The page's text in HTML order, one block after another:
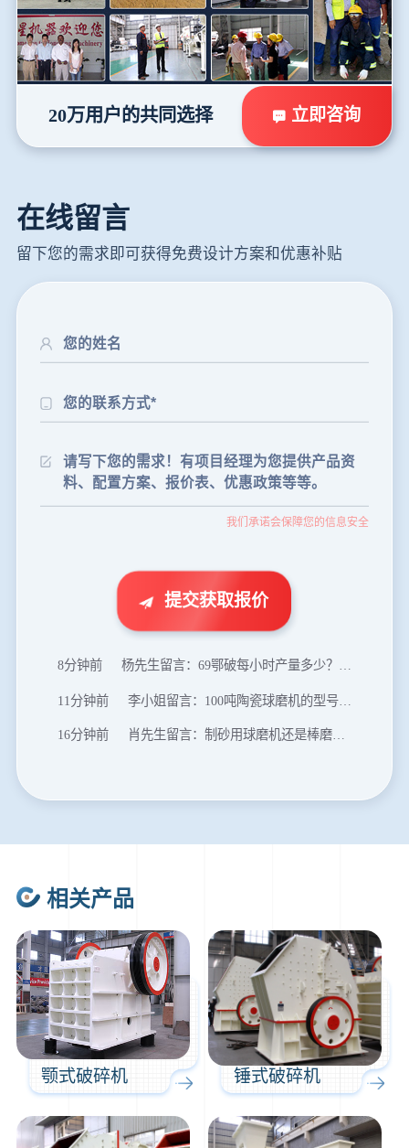
20万用户的共同选择 立即咨询
在线留言
留下您的需求即可获得免费设计方案和优惠补贴
我们承诺会保障您的信息安全
提交获取报价
24分钟前 朱先生留言：制砂机3000吨一套多少钱？
35分钟前 张先生留言：碎石机有几种型号？碎石机械设备一套价格？
46分钟前 武先生留言：年产100万吨机制砂，用什么设备？
谢先生留言：球磨机多少钱一台？提供型号和参数。
陈先生留言：每小时100吨建筑垃圾粉碎机？推荐用什么型号？
杨先生留言：69鄂破每小时产量多少？参数和工作视频。
11分钟前 李小姐留言：100吨陶瓷球磨机的型号和参数？
16分钟前 肖先生留言：制砂用球磨机还是棒磨机？每小时100吨价格。
20分钟前 马先生留言：提供移动破碎机图片价格表。
35分钟前 张先生留言：碎石机有几种型号？碎石机械设备一套价格？
2分钟前 王先生留言：建一条石料破碎生产线，规模300吨/小时，提供设备选型和报价。
5分钟前 陈先生留言：每小时100吨建筑垃圾粉碎机？推荐用什么型号？
相关产品
颚式破碎机 锤式破碎机